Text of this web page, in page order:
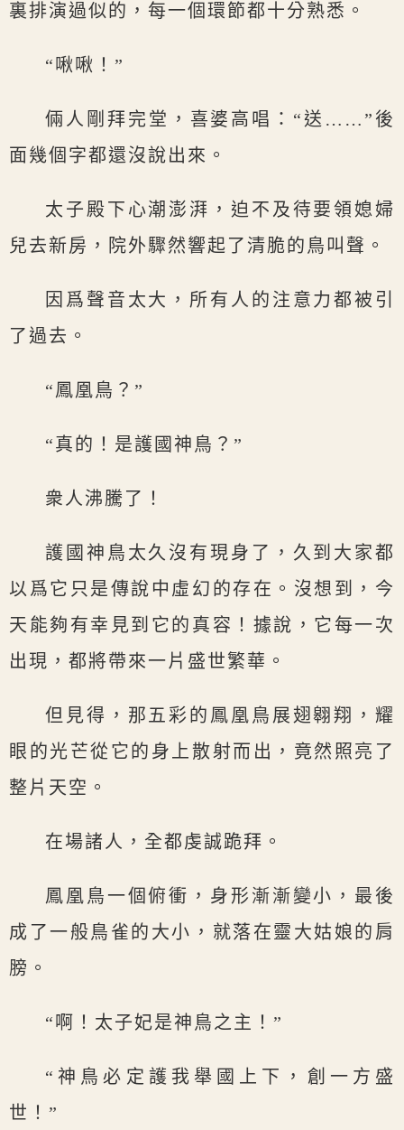
裏排演過似的，每一個環節都十分熟悉。
“啾啾！”
倆人剛拜完堂，喜婆高唱：“送……”後
面幾個字都還沒說出來。
太子殿下心潮澎湃，迫不及待要領媳婦
兒去新房，院外驟然響起了清脆的鳥叫聲。
因爲聲音太大，所有人的注意力都被引
了過去。
“鳳凰鳥？”
“真的！是護國神鳥？”
衆人沸騰了！
護國神鳥太久沒有現身了，久到大家都
以爲它只是傳說中虛幻的存在。沒想到，今
天能夠有幸見到它的真容！據說，它每一次
出現，都將帶來一片盛世繁華。
但見得，那五彩的鳳凰鳥展翅翱翔，耀
眼的光芒從它的身上散射而出，竟然照亮了
整片天空。
在場諸人，全都虔誠跪拜。
鳳凰鳥一個俯衝，身形漸漸變小，最後
成了一般鳥雀的大小，就落在靈大姑娘的肩
膀。
“啊！太子妃是神鳥之主！”
“神鳥必定護我舉國上下，創一方盛
世！”